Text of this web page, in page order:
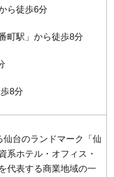
ら徒歩6分
町駅」から徒歩8分
8分
台のランドマーク「仙
系ホテル・オフィス・
代表する商業地域の一